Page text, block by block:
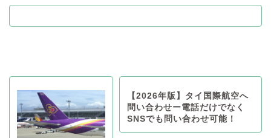
【2026年版】タイ国際航空へ
問い合わせー電話だけでなく
SNSでも問い合わせ可能！